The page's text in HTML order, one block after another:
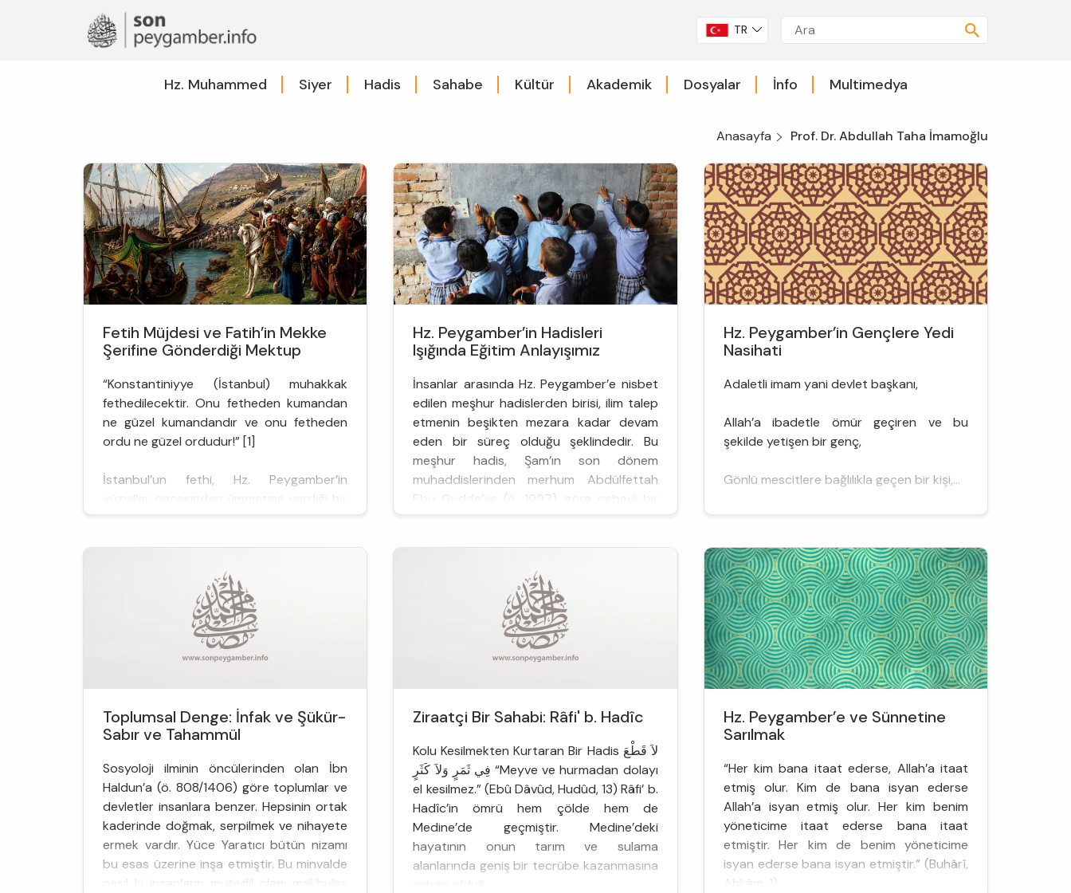
TR
Hz. Muhammed Siyer Hadis Sahabe Kültür Akademik Dosyalar İnfo Multimedya
Anasayfa Prof. Dr. Abdullah Taha İmamoğlu
Fetih Müjdesi ve Fatih’in Mekke
Şerifine Gönderdiği Mektup
“Konstantiniyye (İstanbul) muhakkak
fethedilecektir. Onu fetheden kumandan
ne güzel kumandandır ve onu fetheden
ordu ne güzel ordudur!” [1]
İstanbul’un fethi, Hz. Peygamber’in
yüzyıllar öncesinden ümmetine verdiği bir
müjde neticesinde mübarek bir komutana
Türkiye’sinde 1970’lerden itibaren ortaya
çıkan tartışmalar, m...
Hz. Peygamber’in Hadisleri
Işığında Eğitim Anlayışımız
İnsanlar arasında Hz. Peygamber’e nisbet
edilen meşhur hadislerden birisi, ilim talep
etmenin beşikten mezara kadar devam
eden bir süreç olduğu şeklindedir. Bu
meşhur hadis, Şam’ın son dönem
muhaddislerinden merhum Abdülfettah
Ebu Gudde’ye (ö. 1997) göre nebevî bir
hadis değildir, lakin insanlar tarafından
Bu sözün şöhreti aslında bir tesadüf ürünü
Hz. Peygamber’in Gençlere Yedi
Nasihati
Adaletli imam yani devlet başkanı,
Allah’a ibadetle ömür geçiren ve bu
şekilde yetişen bir genç,
Gönlü mescitlere bağlılıkla geçen bir kişi,...
Toplumsal Denge: İnfak ve Şükür-
Sabır ve Tahammül
Sosyoloji ilminin öncülerinden olan İbn
Haldun’a (ö. 808/1406) göre toplumlar ve
devletler insanlara benzer. Hepsinin ortak
kaderinde doğmak, serpilmek ve nihayete
ermek vardır. Yüce Yaratıcı bütün nizamı
bu esas üzerine inşa etmiştir. Bu minvalde
nasıl ki insanların mutedil olanı makbulse
Ziraatçi Bir Sahabi: Râfi' b. Hadîc
Kolu Kesilmekten Kurtaran Bir Hadis لاَ قَطْعَ
فِي ثَمَرٍ وَلاَ كَثَرٍ “Meyve ve hurmadan dolayı
el kesilmez.” (Ebû Dâvûd, Hudûd, 13) Râfi’ b.
Hadîc’in ömrü hem çölde hem de
Medine’de geçmiştir. Medine’deki
hayatının onun tarım ve sulama
alanlarında geniş bir tecrübe kazanmasına
Hz. Peygamber’e ve Sünnetine
Sarılmak
“Her kim bana itaat ederse, Allah’a itaat
etmiş olur. Kim de bana isyan ederse
Allah’a isyan etmiş olur. Her kim benim
yöneticime itaat ederse bana itaat
etmiştir. Her kim de benim yöneticime
isyan ederse bana isyan etmiştir.” (Buhârî,
Ahkâm, 1)